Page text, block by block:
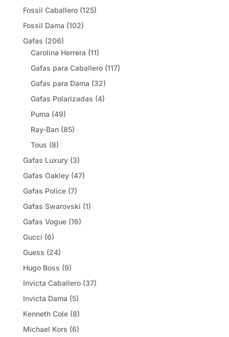
Fossil Caballero (125)
Fossil Dama (102)
Gafas (206)
Carolina Herrera (11)
Gafas para Caballero (117)
Gafas para Dama (32)
Gafas Polarizadas (4)
Puma (49)
Ray-Ban (85)
Tous (8)
Gafas Luxury (3)
Gafas Oakley (47)
Gafas Police (7)
Gafas Swarovski (1)
Gafas Vogue (16)
Gucci (6)
Guess (24)
Hugo Boss (9)
Invicta Caballero (37)
Invicta Dama (5)
Kenneth Cole (8)
Michael Kors (6)